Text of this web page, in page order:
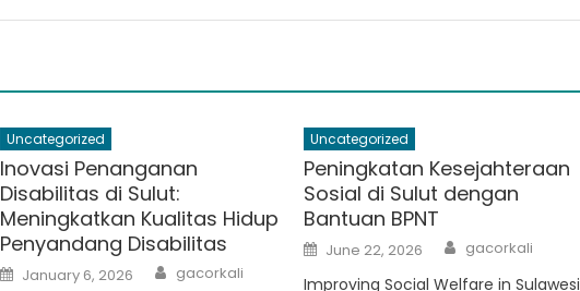
Uncategorized
Inovasi Penanganan
Disabilitas di Sulut:
Meningkatkan Kualitas Hidup
Penyandang Disabilitas
Posted
on
January 6, 2026 Author
gacorkali
Uncategorized
Peningkatan Kesejahteraan
Sosial di Sulut dengan
Bantuan BPNT
Posted
on
June 22, 2026 Author
gacorkali
Improving Social Welfare in Sulawesi